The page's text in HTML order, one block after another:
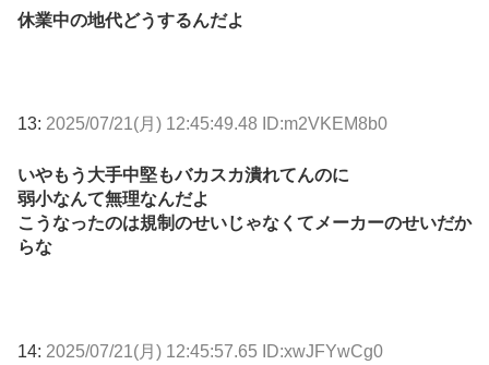
休業中の地代どうするんだよ
13: 2025/07/21(月) 12:45:49.48 ID:m2VKEM8b0
いやもう大手中堅もバカスカ潰れてんのに
弱小なんて無理なんだよ
こうなったのは規制のせいじゃなくてメーカーのせいだか
らな
14: 2025/07/21(月) 12:45:57.65 ID:xwJFYwCg0